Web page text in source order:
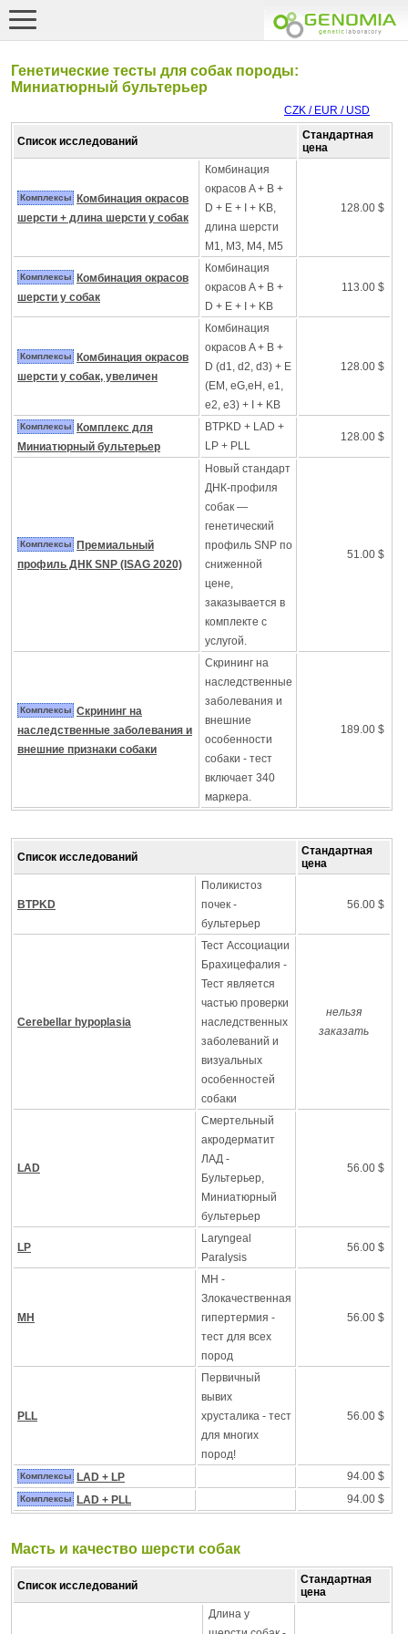
Генетические тесты для собак породы:
Миниатюрный бультерьер
CZK / EUR / USD
Список исследований
Стандартная
цена
Комплексы
Комбинация окрасов
шерсти + длина шерсти у собак
Комбинация
окрасов A + B +
D + E + I + KB,
длина шерсти
M1, M3, M4, M5
128.00 $
Комплексы
Комбинация окрасов
шерсти у собак
Комбинация
окрасов A + B +
D + E + I + KB
113.00 $
Комплексы
Комбинация окрасов
шерсти у собак, увеличен
Комбинация
окрасов A + B +
D (d1, d2, d3) + E
(EM, eG,eH, e1,
e2, e3) + I + KB
128.00 $
Комплексы
Комплекс для
Миниатюрный бультерьер
BTPKD + LAD +
LP + PLL
128.00 $
Комплексы
Премиальный
профиль ДНК SNP (ISAG 2020)
Новый стандарт
ДНК-профиля
собак —
генетический
профиль SNP по
сниженной
цене,
заказывается в
комплекте с
услугой.
51.00 $
Комплексы Скрининг на
наследственные заболевания и
внешние признаки собаки
Скрининг на
наследственные
заболевания и
внешние
особенности
собаки - тест
включает 340
маркера.
189.00 $
Список исследований
Стандартная
цена
BTPKD
Поликистоз
почек -
бультерьер
56.00 $
Cerebellar hypoplasia
Тест Ассоциации
Брахицефалия -
Тест является
частью проверки
наследственных
заболеваний и
визуальных
особенностей
собаки
нельзя
заказать
LAD
Смертельный
акродерматит
ЛАД -
Бультерьер,
Миниатюрный
бультерьер
56.00 $
LP
Laryngeal
Paralysis
56.00 $
MH
MH -
Злокачественная
гипертермия -
тест для всех
пород
56.00 $
PLL
Первичный
вывих
хрусталика - тест
для многих
пород!
56.00 $
Комплексы LAD + LP 94.00 $
Комплексы LAD + PLL 94.00 $
Масть и качество шерсти собак
Список исследований
Стандартная
цена
Длина у